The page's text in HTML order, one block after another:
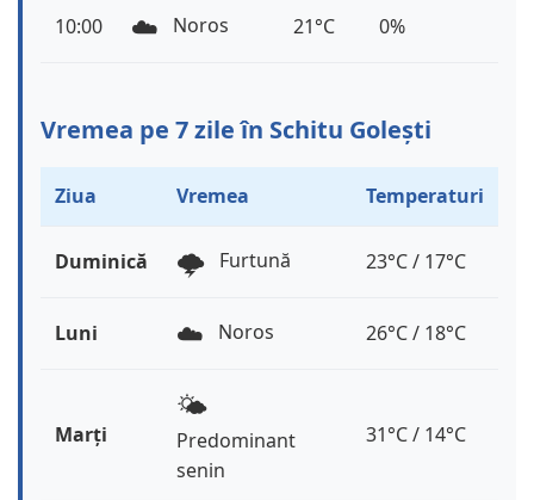
10:00 ☁️ Noros 21°C 0%
Vremea pe 7 zile în Schitu Golești
Ziua Vremea Temperaturi
Duminică 🌩️ Furtună 23°C / 17°C
Luni ☁️ Noros 26°C / 18°C
Marți
🌤️
Predominant
senin
31°C / 14°C